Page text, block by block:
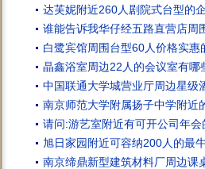
达芙妮附近260人剧院式台型的
谁能告诉我华仔经五路直营店周
白鹭宾馆周围台型60人价格实惠
晶鑫浴室周边22人的会议室有哪
中国联通大学城营业厅周边星级
南京师范大学附属扬子中学附近
请问:游艺室附近有可开公司年
旭日家园附近可容纳200人的最
南京缔鼎新型建筑材料厂周边课